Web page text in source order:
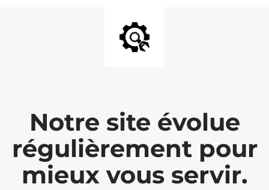
Notre site évolue
régulièrement pour
mieux vous servir.